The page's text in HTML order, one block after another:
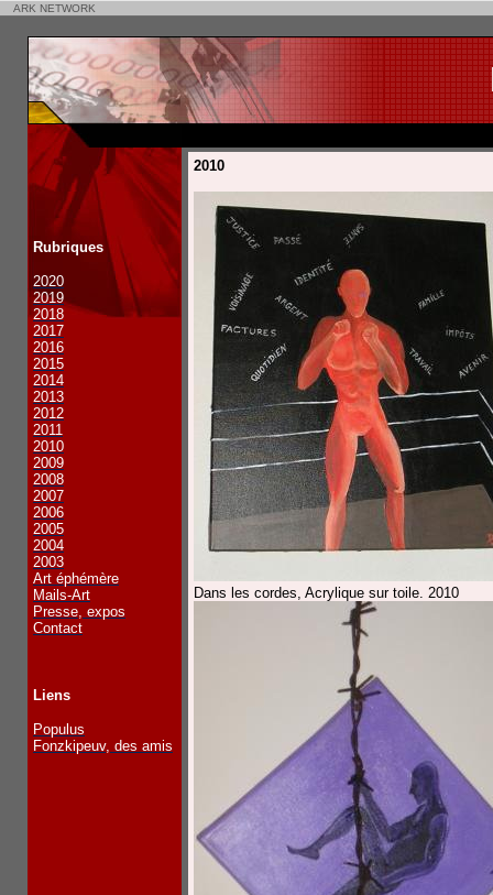
ARK NETWORK
Rubriques
2020
2019
2018
2017
2016
2015
2014
2013
2012
2011
2010
2009
2008
2007
2006
2005
2004
2003
Art éphémère
Mails-Art
Presse, expos
Contact
Liens
Populus
Fonzkipeuv, des amis
2010
Dans les cordes, Acrylique sur toile. 2010